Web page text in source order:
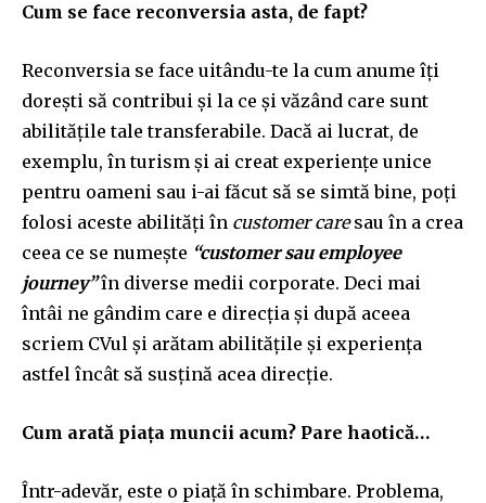
Cum se face reconversia asta, de fapt?
Reconversia se face uitându-te la cum anume îți
dorești să contribui și la ce și văzând care sunt
abilitățile tale transferabile. Dacă ai lucrat, de
exemplu, în turism și ai creat experiențe unice
pentru oameni sau i-ai făcut să se simtă bine, poți
folosi aceste abilități în customer caresau în a crea
ceea ce se numește “customer sau employee
journey”în diverse medii corporate. Deci mai
întâi ne gândim care e direcția și după aceea
scriem CVul și arătam abilitățile și experiența
astfel încât să susțină acea direcție.
Cum arată piața muncii acum? Pare haotică…
Într-adevăr, este o piață în schimbare. Problema,